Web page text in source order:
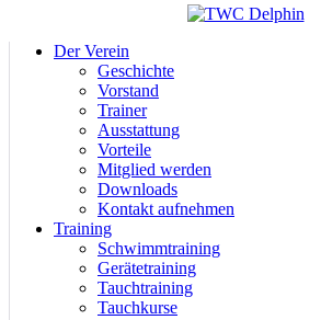
Der Verein
Geschichte
Vorstand
Trainer
Ausstattung
Vorteile
Mitglied werden
Downloads
Kontakt aufnehmen
Training
Schwimmtraining
Gerätetraining
Tauchtraining
Tauchkurse